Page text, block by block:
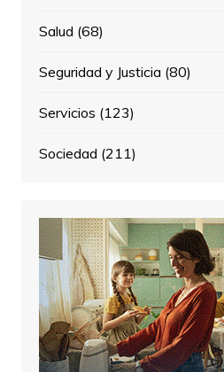
Salud (68)
Seguridad y Justicia (80)
Servicios (123)
Sociedad (211)